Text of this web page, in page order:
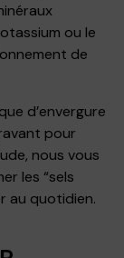
ou le
de
d’envergure
pour
nous vous
les “sels
au quotidien.